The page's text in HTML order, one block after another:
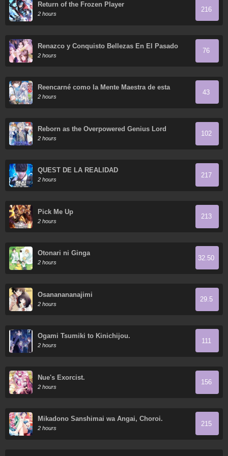
Return of the Frozen Player
2 hours
216
Renazco y Conquisto Bellezas En El Pasado
2 hours
76
Reencarné como la Mente Maestra de esta
Historia.
2 hours
43
Reborn as the Overpowered Genius Lord
2 hours
102
QUEST DE LA REALIDAD
2 hours
217
Pick Me Up
2 hours
213
Otonari ni Ginga
2 hours
32.50
Osananananajimi
2 hours
29.5
Ogami Tsumiki to Kinichijou.
2 hours
111
Nue's Exorcist.
2 hours
156
Mikadono Sanshimai wa Angai, Choroi.
2 hours
215